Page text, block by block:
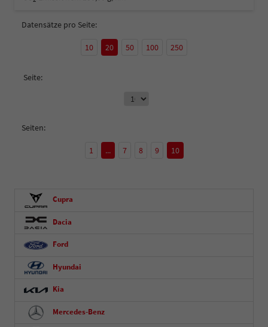
Datensätze pro Seite:
10 20 50 100 250
Seite:
Seiten:
1 ... 7 8 9 10
Cupra
Dacia
Ford
Hyundai
Kia
Mercedes-Benz